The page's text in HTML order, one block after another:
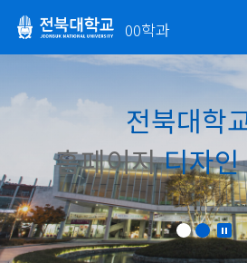
00학과
전북대학
홈페이지디자